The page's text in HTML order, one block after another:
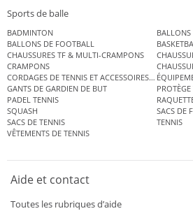
Sports de balle
BADMINTON
BALLONS
BALLONS DE FOOTBALL
CHAUSSURES TF & MULTI-CRAMPONS
CRAMPONS
CORDAGES DE TENNIS ET ACCESSOIRES DE TENNIS
GANTS DE GARDIEN DE BUT
PADEL TENNIS
SQUASH
SACS DE
SACS DE TENNIS
TENNIS
VÊTEMENTS DE TENNIS
Aide et contact
Toutes les rubriques d’aide